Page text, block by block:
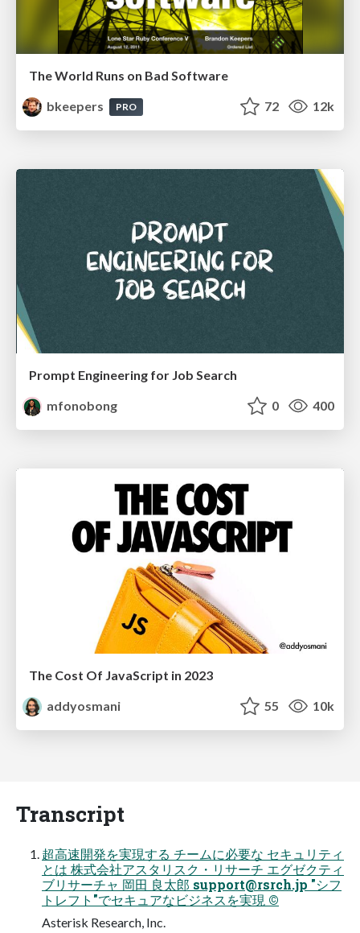
The World Runs on Bad Software
bkeepers
PRO 72 12k
Prompt Engineering for Job Search
mfonobong
0 400
The Cost Of JavaScript in 2023
addyosmani
55 10k
Transcript
超⾼速開発を実現する チームに必要な セキュリティ
とは 株式会社アスタリスク・リサーチ エグゼクティ
ブリサーチャ 岡⽥ 良太郎 support@rsrch.jp "シフ
トレフト"でセキュアなビジネスを実現 ©
Asterisk Research, Inc.